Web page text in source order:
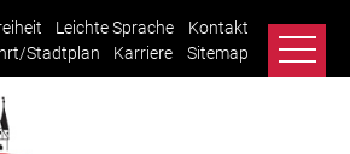
Leichte Sprache
Kontakt
Stadtplan
Karriere Sitemap